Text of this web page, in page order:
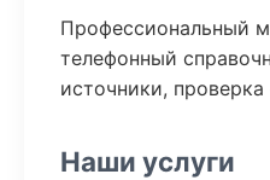
Профессиональный
телефонный
источники, проверка
Наши услуги